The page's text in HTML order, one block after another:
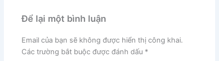
Để lại một bình luận
Email của bạn sẽ không được hiển thị công khai.
Các trường bắt buộc được đánh dấu *